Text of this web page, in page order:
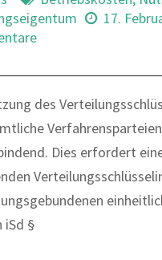
17.
des
Dies erfordert
iSd §